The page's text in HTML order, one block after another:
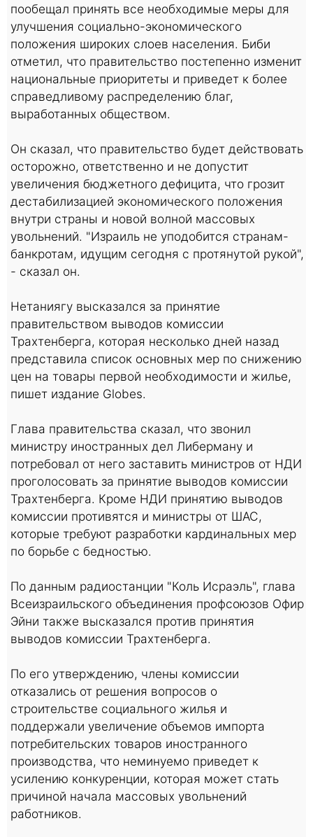
пообещал принять все необходимые меры для
улучшения социально-экономического
положения широких слоев населения. Биби
отметил, что правительство постепенно изменит
национальные приоритеты и приведет к более
справедливому распределению благ,
выработанных обществом.
Он сказал, что правительство будет действовать
осторожно, ответственно и не допустит
увеличения бюджетного дефицита, что грозит
дестабилизацией экономического положения
внутри страны и новой волной массовых
увольнений. "Израиль не уподобится странам-
банкротам, идущим сегодня с протянутой рукой",
- сказал он.
Нетаниягу высказался за принятие
правительством выводов комиссии
Трахтенберга, которая несколько дней назад
представила список основных мер по снижению
цен на товары первой необходимости и жилье,
пишет издание Globes.
Глава правительства сказал, что звонил
министру иностранных дел Либерману и
потребовал от него заставить министров от НДИ
проголосовать за принятие выводов комиссии
Трахтенберга. Кроме НДИ принятию выводов
комиссии противятся и министры от ШАС,
которые требуют разработки кардинальных мер
по борьбе с бедностью.
По данным радиостанции "Коль Исраэль", глава
Всеизраильского объединения профсоюзов Офир
Эйни также высказался против принятия
выводов комиссии Трахтенберга.
По его утверждению, члены комиссии
отказались от решения вопросов о
строительстве социального жилья и
поддержали увеличение объемов импорта
потребительских товаров иностранного
производства, что неминуемо приведет к
усилению конкуренции, которая может стать
причиной начала массовых увольнений
работников.